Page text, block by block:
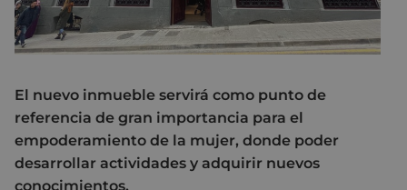
El nuevo inmueble servirá como punto de
referencia de gran importancia para el
empoderamiento de la mujer, donde poder
desarrollar actividades y adquirir nuevos
conocimientos.